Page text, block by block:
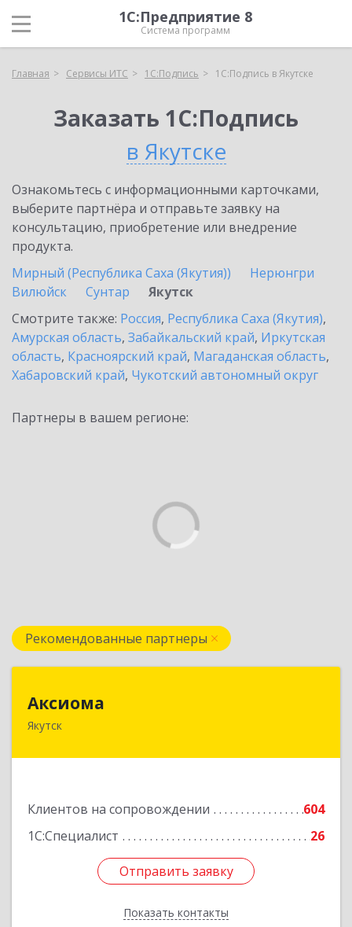
1С:Предприятие 8
Система программ
Главная Сервисы ИТС 1С:Подпись 1С:Подпись в Якутске
Заказать 1С:Подпись
в Якутске
Ознакомьтесь с информационными карточками,
выберите партнёра и отправьте заявку на
консультацию, приобретение или внедрение
продукта.
Мирный (Республика Саха (Якутия))
Нерюнгри
Вилюйск
Сунтар
Якутск
Смотрите также: Россия, Республика Саха (Якутия),
Амурская область, Забайкальский край, Иркутская
область, Красноярский край, Магаданская область,
Хабаровский край, Чукотский автономный округ
Партнеры в вашем регионе:
Рекомендованные партнеры
Аксиома
Якутск
Клиентов на сопровождении
604
1С:Специалист
26
Отправить заявку
Показать контакты
677000, Саха /Якутия/ Респ, Якутск г, Чиряева
Отправить заявку
Назад